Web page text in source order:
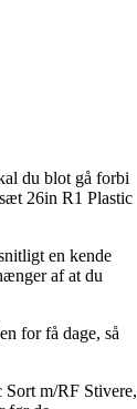
du blot gå forbi
26in R1 Plastic
en kende
af at du
for få dage, så
m/RF Stivere,